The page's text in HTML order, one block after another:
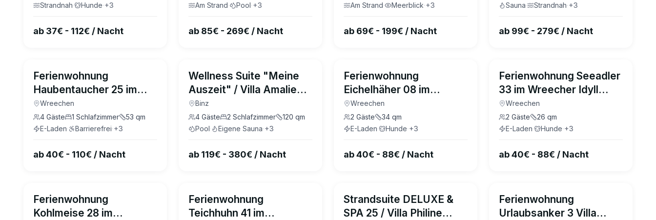
Strandnah· Hunde·+3
ab 37€ - 112€ / Nacht
und Pool im Haus Düne 7
Am Strand· Pool·+3
ab 85€ - 269€ / Nacht
Am Strand· Meerblick·+3
ab 69€ - 199€ / Nacht
Sauna· Strandnah·+3
ab 99€ - 279€ / Nacht
Ferienwohnung
Haubentaucher 25 im
Wreecher Idyll Rügen
Wreechen
4 Gäste 1 Schlafzimmer 53 qm
E-Laden· Barrierefrei·+3
ab 40€ - 110€ / Nacht
Wellness Suite "Meine
Auszeit" / Villa Amalie
Binz
Binz
4 Gäste 2 Schlafzimmer 120 qm
Pool· Eigene Sauna·+3
ab 119€ - 380€ / Nacht
Ferienwohnung
Eichelhäher 08 im
Wreecher Idyll Rügen
Wreechen
2 Gäste 34 qm
E-Laden· Hunde·+3
ab 40€ - 88€ / Nacht
Ferienwohnung Seeadler
33 im Wreecher Idyll
Rügen
Wreechen
2 Gäste 26 qm
E-Laden· Hunde·+3
ab 40€ - 88€ / Nacht
Ferienwohnung
Kohlmeise 28 im
Ferienwohnung
Teichhuhn 41 im
4.9
Strandsuite DELUXE &
SPA 25 / Villa Philine
Ferienwohnung
Urlaubsanker 3 Villa